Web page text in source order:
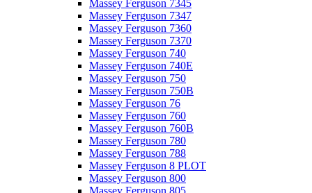
Massey Ferguson 7345
Massey Ferguson 7347
Massey Ferguson 7360
Massey Ferguson 7370
Massey Ferguson 740
Massey Ferguson 740E
Massey Ferguson 750
Massey Ferguson 750B
Massey Ferguson 76
Massey Ferguson 760
Massey Ferguson 760B
Massey Ferguson 780
Massey Ferguson 788
Massey Ferguson 8 PLOT
Massey Ferguson 800
Massey Ferguson 805